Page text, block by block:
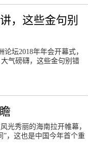
，这些金句别
坛2018年年会开幕式，
气磅礴，这些金句别错
光秀丽的海南拉开帷幕，
”，这也是中国今年首个重